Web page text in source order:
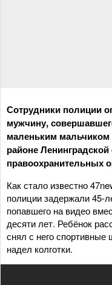
Сотрудники полиции
мужчину,
маленьким
районе
правоохранительных
Как стало известно
полиции задержали 45-
попавшего на видео
десяти лет. Ребёнок
снял с него спортивные
надел колготки.